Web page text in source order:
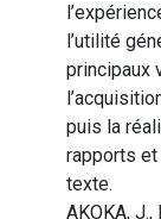
l’utilité
principaux
puis la
rapports
texte.
AKOKA, J.,